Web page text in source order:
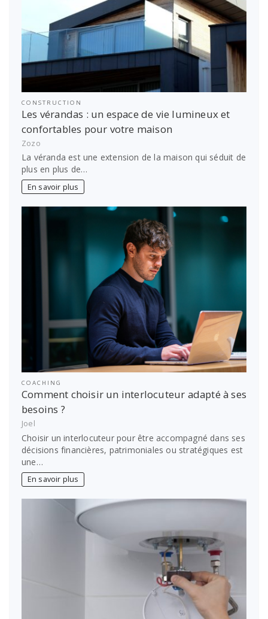
CONSTRUCTION
Les vérandas : un espace de vie lumineux et
confortables pour votre maison
Zozo
La véranda est une extension de la maison qui séduit de
plus en plus de…
En savoir plus
COACHING
Comment choisir un interlocuteur adapté à ses
besoins ?
Joel
Choisir un interlocuteur pour être accompagné dans ses
décisions financières, patrimoniales ou stratégiques est
une…
En savoir plus